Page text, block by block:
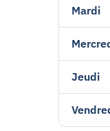
Mardi
Jeudi